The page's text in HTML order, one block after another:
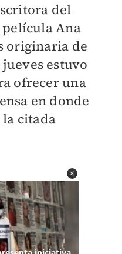
del
Ana
originaria de
estuvo
ofrecer una
en donde
citada